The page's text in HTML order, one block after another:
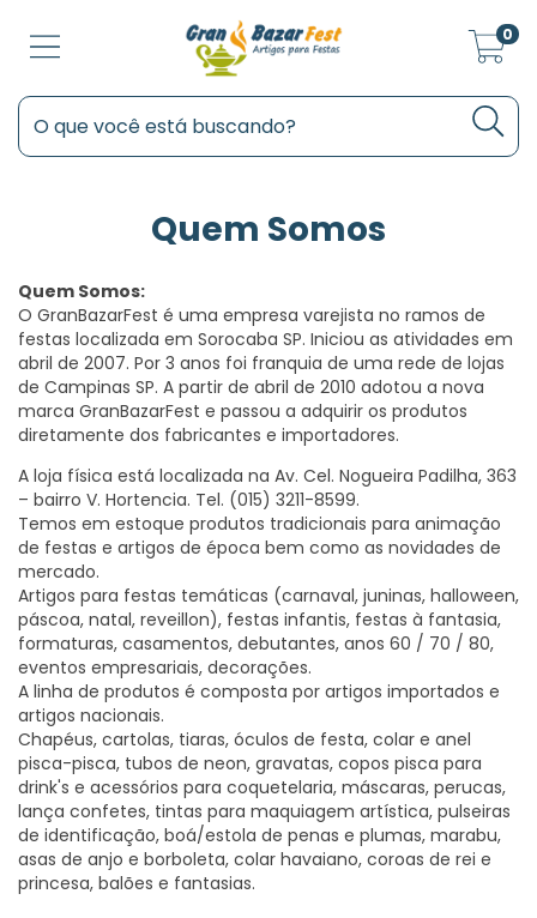
0
Quem Somos
Quem Somos:
O GranBazarFest é uma empresa varejista no ramos de
festas localizada em Sorocaba SP. Iniciou as atividades em
abril de 2007. Por 3 anos foi franquia de uma rede de lojas
de Campinas SP. A partir de abril de 2010 adotou a nova
marca GranBazarFest e passou a adquirir os produtos
diretamente dos fabricantes e importadores.
A loja física está localizada na Av. Cel. Nogueira Padilha, 363
– bairro V. Hortencia. Tel. (015) 3211-8599.
Temos em estoque produtos tradicionais para animação
de festas e artigos de época bem como as novidades de
mercado.
Artigos para festas temáticas (carnaval, juninas, halloween,
páscoa, natal, reveillon), festas infantis, festas à fantasia,
formaturas, casamentos, debutantes, anos 60 / 70 / 80,
eventos empresariais, decorações.
A linha de produtos é composta por artigos importados e
artigos nacionais.
Chapéus, cartolas, tiaras, óculos de festa, colar e anel
pisca-pisca, tubos de neon, gravatas, copos pisca para
drink's e acessórios para coquetelaria, máscaras, perucas,
lança confetes, tintas para maquiagem artística, pulseiras
de identificação, boá/estola de penas e plumas, marabu,
asas de anjo e borboleta, colar havaiano, coroas de rei e
princesa, balões e fantasias.